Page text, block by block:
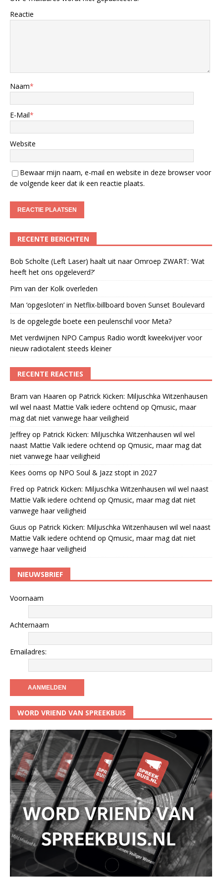
Reactie
Naam*
E-Mail*
Website
Bewaar mijn naam, e-mail en website in deze browser voor
de volgende keer dat ik een reactie plaats.
RECENTE BERICHTEN
Bob Scholte (Left Laser) haalt uit naar Omroep ZWART: ‘Wat
heeft het ons opgeleverd?’
Pim van der Kolk overleden
Man ‘opgesloten’ in Netflix-billboard boven Sunset Boulevard
Is de opgelegde boete een peulenschil voor Meta?
Met verdwijnen NPO Campus Radio wordt kweekvijver voor
nieuw radiotalent steeds kleiner
RECENTE REACTIES
Bram van Haaren op Patrick Kicken: Miljuschka Witzenhausen
wil wel naast Mattie Valk iedere ochtend op Qmusic, maar
mag dat niet vanwege haar veiligheid
Jeffrey op Patrick Kicken: Miljuschka Witzenhausen wil wel
naast Mattie Valk iedere ochtend op Qmusic, maar mag dat
niet vanwege haar veiligheid
Kees öoms op NPO Soul & Jazz stopt in 2027
Fred op Patrick Kicken: Miljuschka Witzenhausen wil wel naast
Mattie Valk iedere ochtend op Qmusic, maar mag dat niet
vanwege haar veiligheid
Guus op Patrick Kicken: Miljuschka Witzenhausen wil wel naast
Mattie Valk iedere ochtend op Qmusic, maar mag dat niet
vanwege haar veiligheid
NIEUWSBRIEF
Voornaam
Achternaam
Emailadres:
WORD VRIEND VAN SPREEKBUIS